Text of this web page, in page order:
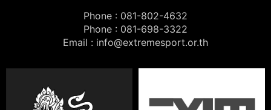
Phone : 081-802-4632
Phone : 081-698-3322
Email : info@extremesport.or.th